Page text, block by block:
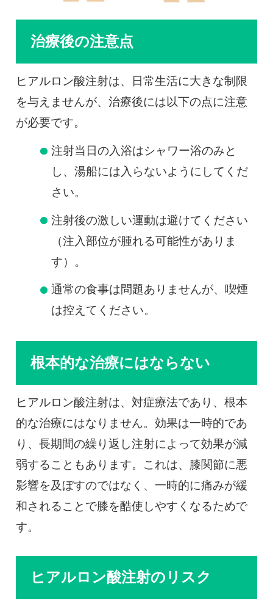
治療後の注意点
ヒアルロン酸注射は、日常生活に大きな制限
を与えませんが、治療後には以下の点に注意
が必要です。
注射当日の入浴はシャワー浴のみと
し、湯船には入らないようにしてくだ
さい。
注射後の激しい運動は避けてください
（注入部位が腫れる可能性がありま
す）。
通常の食事は問題ありませんが、喫煙
は控えてください。
根本的な治療にはならない
ヒアルロン酸注射は、対症療法であり、根本
的な治療にはなりません。効果は一時的であ
り、長期間の繰り返し注射によって効果が減
弱することもあります。これは、膝関節に悪
影響を及ぼすのではなく、一時的に痛みが緩
和されることで膝を酷使しやすくなるためで
す。
ヒアルロン酸注射のリスク